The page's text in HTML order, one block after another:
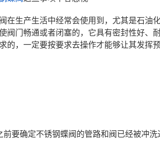
在生产生活中经常会使用到，尤其是石油
阀门畅通或者闭塞的，它具有密封性好、
的，一定要按要求去操作才能够让其发挥
前要确定不锈钢蝶阀的管路和阀已经被冲